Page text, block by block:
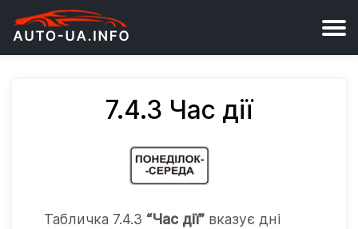
7.4.3 Час дії
Табличка 7.4.3 “Час дії” вказує дні